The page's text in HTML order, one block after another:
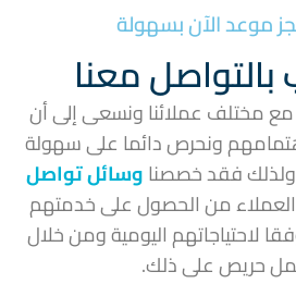
موعد الآن بسهولة
معنا
مع مختلف عملائنا ونسعى إلى أن
ونحرص دائما على سهولة
فقد خصصناوسائل تواصل
من الحصول على خدمتهم
لاحتياجاتهم اليومية ومن خلال
حريص على ذلك.